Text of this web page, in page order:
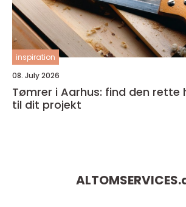
inspiration
08. July 2026
Tømrer i Aarhus: find den
til dit projekt
ALTOMSERVICES.